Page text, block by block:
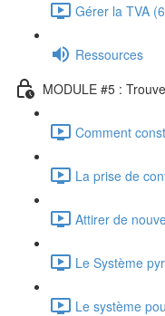
Gérer la TVA
Ressources
MODULE #5 :
Comment
La prise de
Attirer de
Le Système
Le système